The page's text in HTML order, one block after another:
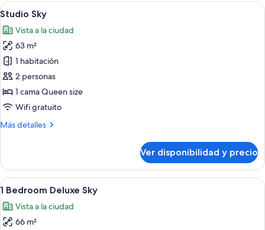
1
Suite
Ver
todas
las
fotos
de
Studio
Sky
Habitación de hotel moderna con
5
Studio Sky
Vista a la ciudad
63 m²
1 habitación
2 personas
1 cama Queen size
Wifi gratuito
Más detalles
Más
Sky
Ver disponibilidad y precio
Ver
todas
las
fotos
Una sala de estar moderna con
24
1 Bedroom Deluxe Sky
Vista a la ciudad
66 m²